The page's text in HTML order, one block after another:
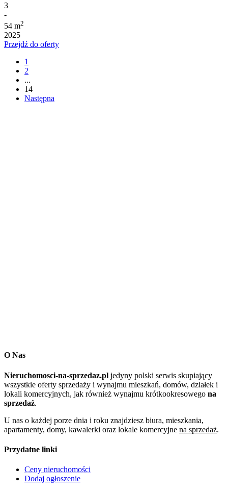
3
-
54 m2
2025
Przejdź do oferty
1
2
...
14
Następna
O Nas
Nieruchomosci-na-sprzedaz.pl jedyny polski serwis skupiający
wszystkie oferty sprzedaży i wynajmu mieszkań, domów, działek i
lokali komercyjnych, jak również wynajmu krótkookresowego na
sprzedaż.
U nas o każdej porze dnia i roku znajdziesz biura, mieszkania,
apartamenty, domy, kawalerki oraz lokale komercyjne na sprzedaż.
Przydatne linki
Ceny nieruchomości
Dodaj ogłoszenie